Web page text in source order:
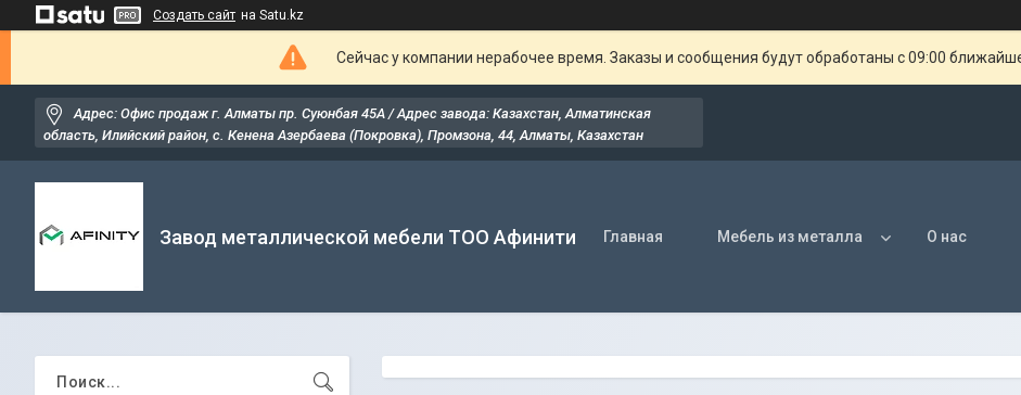
Создать сайт на Satu.kz
Сейчас у компании нерабочее время. Заказы и сообщения будут обработаны с 09:00
Адрес: Офис продаж г. Алматы пр. Суюнбая 45А / Адрес завода: Казахстан, Алматинская
область, Илийский район, ​с. Кенена Азербаева (Покровка), Промзона, 44​, Алматы, Казахстан
Завод металлической мебели ТОО Афинити Главная Мебель из металла О нас